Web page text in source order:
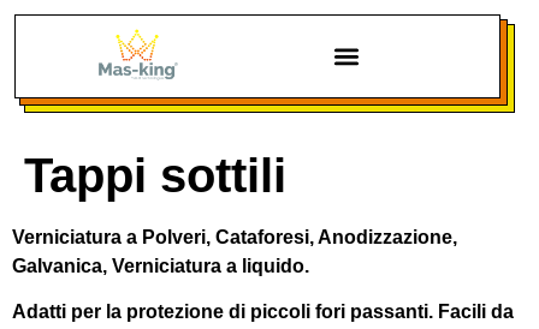
Tappi sottili
Verniciatura a Polveri, Cataforesi, Anodizzazione,
Galvanica, Verniciatura a liquido.
Adatti per la protezione di piccoli fori passanti. Facili da